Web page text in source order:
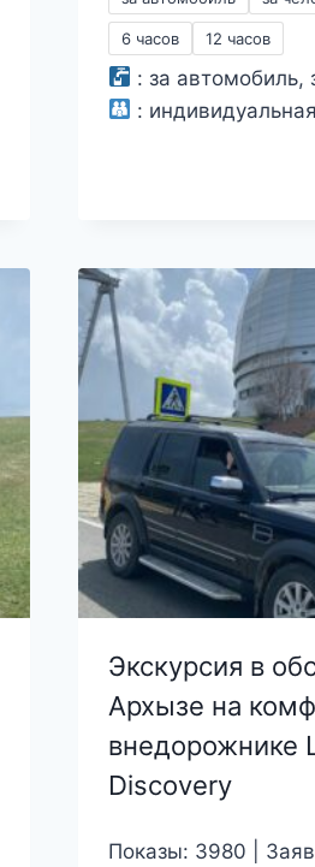
6 часов 12 часов
: за автомобиль,
: индивидуальная
Экскурсия в
Архызе на
внедорожнике
Discovery
Показы: 3980 |